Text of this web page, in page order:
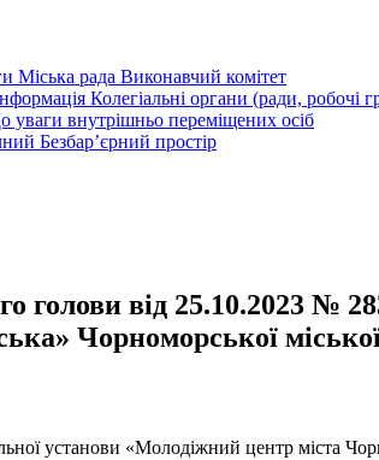
Міська рада Виконавчий комітет
Колегіальні органи (ради, робочі
уваги внутрішньо переміщених осіб
Безбар’єрний простір
голови від 25.10.2023 №
Чорноморської
установи «Молодіжний центр міста